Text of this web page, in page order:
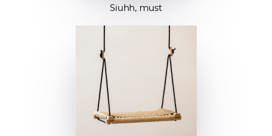
Siuhh, must